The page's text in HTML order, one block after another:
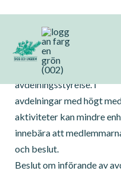
innehåll
Förbundet är uppbyggt
avdelningsstyrelse. I
avdelningar med högt
aktiviteter kan mindre
innebära att
och beslut.
Beslut om införande av